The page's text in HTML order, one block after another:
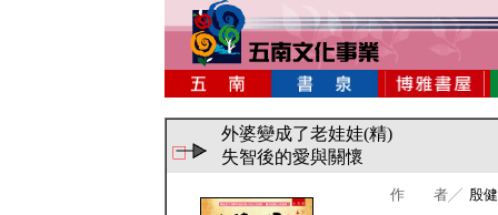
外婆變成了老娃娃(精)
失智後的愛與關懷
作 者╱ 殷